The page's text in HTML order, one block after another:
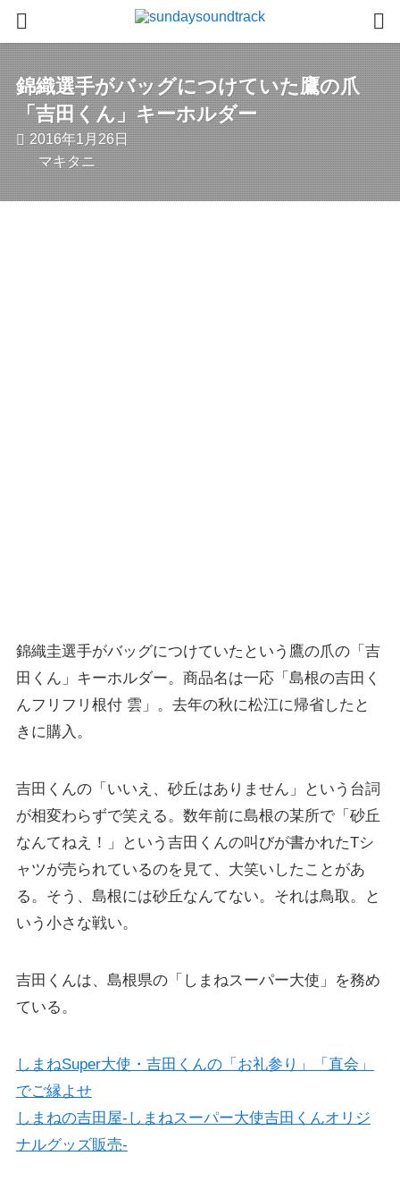
錦織選手がバッグにつけていた鷹の爪
「吉田くん」キーホルダー
2016年1月26日
マキタニ
錦織圭選手がバッグにつけていたという鷹の爪の「吉
田くん」キーホルダー。商品名は一応「島根の吉田く
んフリフリ根付 雲」。去年の秋に松江に帰省したと
きに購入。
吉田くんの「いいえ、砂丘はありません」という台詞
が相変わらずで笑える。数年前に島根の某所で「砂丘
なんてねえ！」という吉田くんの叫びが書かれたTシ
ャツが売られているのを見て、大笑いしたことがあ
る。そう、島根には砂丘なんてない。それは鳥取。と
いう小さな戦い。
吉田くんは、島根県の「しまねスーパー大使」を務め
ている。
しまねSuper大使・吉田くんの「お礼参り」「直会」
でご縁よせ
しまねの吉田屋-しまねスーパー大使吉田くんオリジ
ナルグッズ販売-